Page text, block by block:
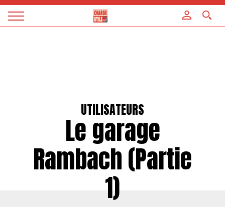
Magazine
UTILISATEURS
Le garage
Rambach (Partie
1)
Panneau de gestion des cookies